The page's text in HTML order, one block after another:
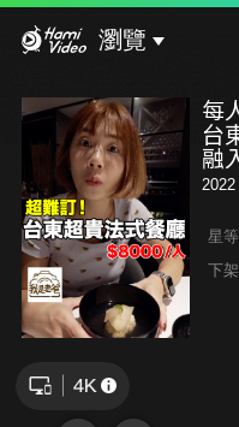
瀏覽
每
台
融
2022
星等
下